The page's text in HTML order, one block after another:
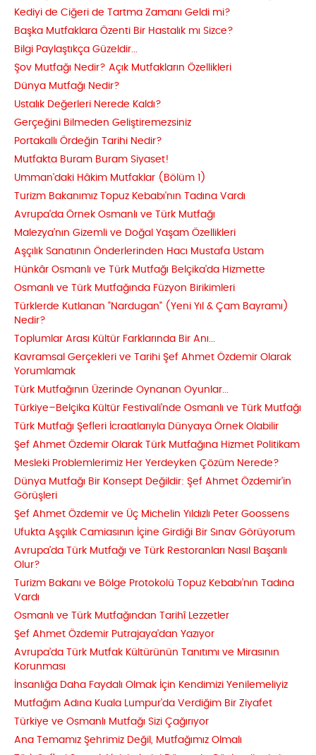
Kediyi de Ciğeri de Tartma Zamanı Geldi mi?
Başka Mutfaklara Özenti Bir Hastalık mı Sizce?
Bilgi Paylaştıkça Güzeldir...
Şov Mutfağı Nedir? Açık Mutfakların Özellikleri
Dünya Mutfağı Nedir?
Ustalık Değerleri Nerede Kaldı?
Gerçeğini Bilmeden Geliştiremezsiniz
Portakallı Ördeğin Tarihi Nedir?
Mutfakta Buram Buram Siyaset!
Umman'daki Hâkim Mutfaklar (Bölüm 1)
Turizm Bakanımız Topuz Kebabı'nın Tadına Vardı
Avrupa'da Örnek Osmanlı ve Türk Mutfağı
Malezya'nın Gizemli ve Doğal Yaşam Özellikleri
Aşçılık Sanatının Önderlerinden Hacı Mustafa Ustam
Hünkâr Osmanlı ve Türk Mutfağı Belçika'da Hizmette
Osmanlı ve Türk Mutfağında Füzyon Birikimleri
Türklerde Kutlanan "Nardugan" (Yeni Yıl & Çam Bayramı)
Nedir?
Toplumlar Arası Kültür Farklarında Bir Anı...
Kavramsal Gerçekleri ve Tarihi Şef Ahmet Özdemir Olarak
Yorumlamak
Türk Mutfağının Üzerinde Oynanan Oyunlar...
Türkiye–Belçika Kültür Festivali’nde Osmanlı ve Türk Mutfağı
Türk Mutfağı Şefleri İcraatlarıyla Dünyaya Örnek Olabilir
Şef Ahmet Özdemir Olarak Türk Mutfağına Hizmet Politikam
Mesleki Problemlerimiz Her Yerdeyken Çözüm Nerede?
Dünya Mutfağı Bir Konsept Değildir: Şef Ahmet Özdemir’in
Görüşleri
Şef Ahmet Özdemir ve Üç Michelin Yıldızlı Peter Goossens
Ufukta Aşçılık Camiasının İçine Girdiği Bir Sınav Görüyorum
Avrupa’da Türk Mutfağı ve Türk Restoranları Nasıl Başarılı
Olur?
Turizm Bakanı ve Bölge Protokolü Topuz Kebabı’nın Tadına
Vardı
Osmanlı ve Türk Mutfağından Tarihî Lezzetler
Şef Ahmet Özdemir Putrajaya’dan Yazıyor
Avrupa’da Türk Mutfak Kültürünün Tanıtımı ve Mirasının
Korunması
İnsanlığa Daha Faydalı Olmak İçin Kendimizi Yenilemeliyiz
Mutfağım Adına Kuala Lumpur’da Verdiğim Bir Ziyafet
Türkiye ve Osmanlı Mutfağı Sizi Çağırıyor
Ana Temamız Şehrimiz Değil, Mutfağımız Olmalı